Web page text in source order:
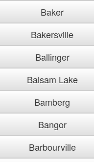
Baker
Bakersville
Ballinger
Balsam Lake
Bamberg
Bangor
Barbourville